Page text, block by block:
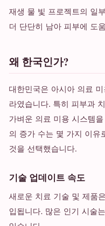
재생 물 빛 프로젝트의 일
더 단단히 남아 피부에 도
왜 한국인가?
대한민국은 아시아 의료
라였습니다. 특히 피부과
가벼운 의료 미용 시스템
의 증가 수는 몇 가지 이유
것을 선택했습니다.
기술 업데이트 속도
새로운 치료 기술 및 제품
입됩니다. 많은 인기 시술